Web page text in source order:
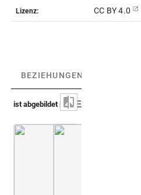
Lizenz: CC BY 4.0
BEZIEHUNGEN
ist abgebildet in